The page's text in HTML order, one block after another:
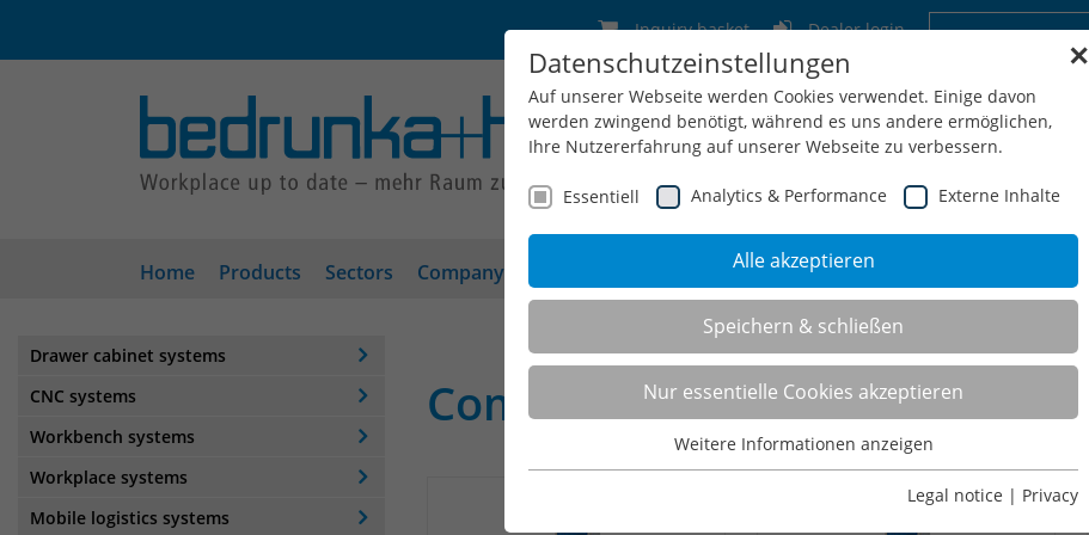
Dealer login
Inquiry basket
Switzerland
Home Products Sectors Company Configuration + Inquiry Shop
Drawer cabinet systems
CNC systems
Workbench systems
Workplace systems
Mobile logistics systems
Compartment cabinets
✕
Datenschutzeinstellungen
Auf unserer Webseite werden Cookies verwendet. Einige davon
werden zwingend benötigt, während es uns andere ermöglichen,
Ihre Nutzererfahrung auf unserer Webseite zu verbessern.
Essentiell Analytics & Performance Externe Inhalte
Alle akzeptieren
Speichern & schließen
Nur essentielle Cookies akzeptieren
Essentielle Cookies werden für grundlegende Funktionen der
Weitere Informationen anzeigen
Legal notice | Privacy